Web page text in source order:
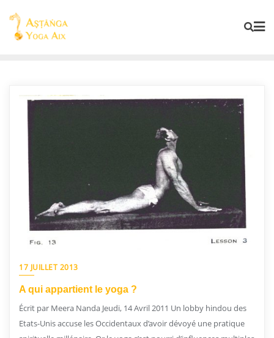
17 JUILLET 2013
A qui appartient le yoga ?
Écrit par Meera Nanda Jeudi, 14 Avril 2011 Un lobby hindou des
Etats-Unis accuse les Occidentaux d’avoir dévoyé une pratique